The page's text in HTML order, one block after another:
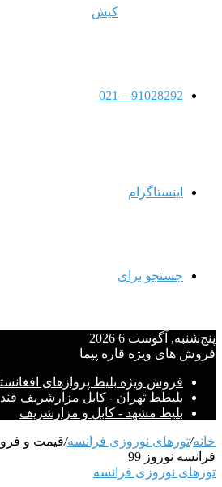
کیش
91028292 – 021
اینستاگرام
جستجو برای
پنج‌شنبه, آگوست 6 2026
فروش های ویژه قاره پیما
فروش ویژه بلیط پروازهای
بلیطط تهران - کابل مزارشریف
بلیط مشهد - کابل و مزارشریف
خانه/تورهای نوروزی فرانسه/قیمت و
فرانسه نوروز 99
تورهای نوروزی فرانسه